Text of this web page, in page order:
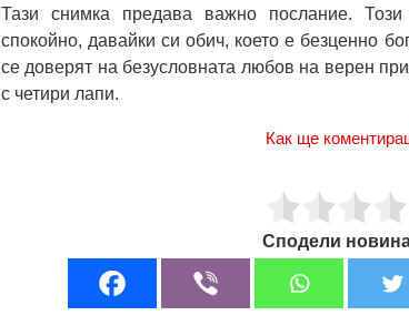
Тази снимка предава важно послание.
спокойно, давайки си обич, което е безценно
се доверят на безусловната любов на верен
с четири лапи.
Как ще
Сподели